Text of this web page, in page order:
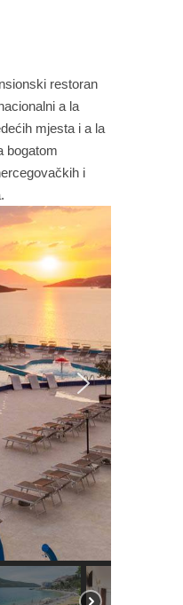
restoran
a la
mjesta i a la
bogatom
i